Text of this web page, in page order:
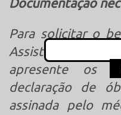
Para solicitar o
Assistência
apresente os
declaração de
assinada pelo
This